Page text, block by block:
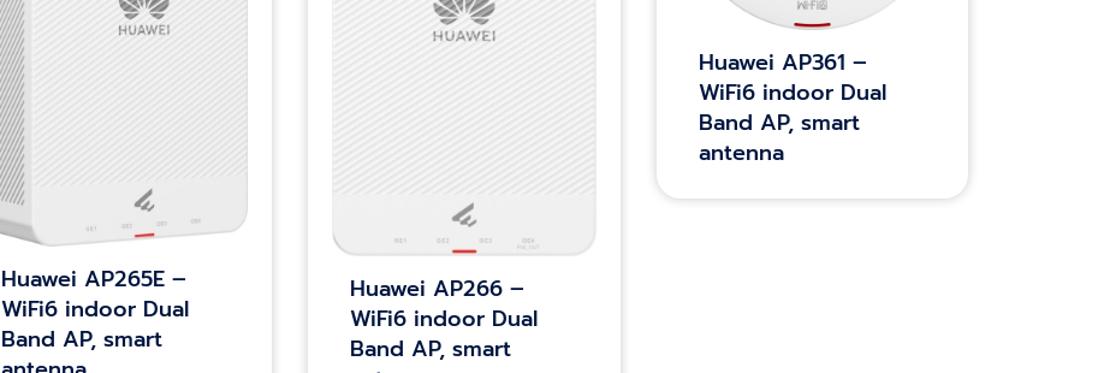
Huawei AP265E –
WiFi6 indoor Dual
Band AP, smart
Huawei AP266 –
WiFi6 indoor Dual
Band AP, smart
Huawei AP361 –
WiFi6 indoor Dual
Band AP, smart
antenna